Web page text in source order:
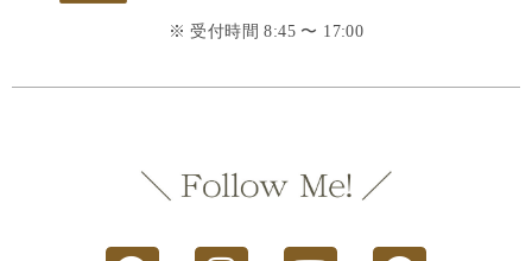
※ 受付時間 8:45 〜 17:00